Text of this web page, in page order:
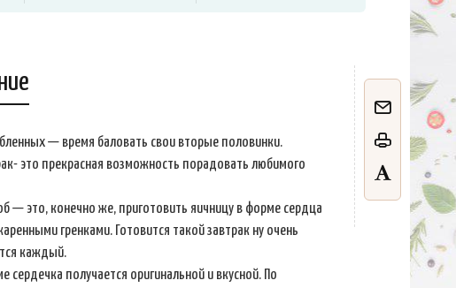
— время баловать свои вторые половинки.
это прекрасная возможность порадовать любимого
— это, конечно же, приготовить яичницу в форме сердца
гренками. Готовится такой завтрак ну очень
каждый.
сердечка получается оригинальной и вкусной. По